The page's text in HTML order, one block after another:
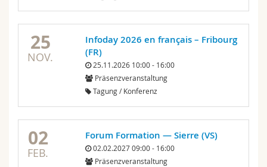
Interfakultär
Doktorierende
Vorlesungsverzeichnis
MyUnifr
25
NOV.
Infoday 2026 en français – Fribourg
(FR)
25.11.2026 10:00 - 16:00
Präsenzveranstaltung
Tagung / Konferenz
02
FEB.
Forum Formation — Sierre (VS)
02.02.2027 09:00 - 16:00
Präsenzveranstaltung